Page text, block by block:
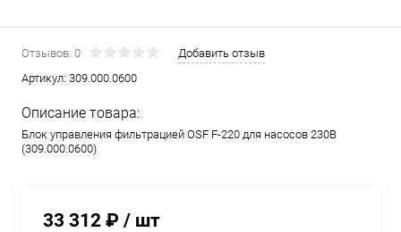
Отзывов: 0
Добавить отзыв
Артикул: 309.000.0600
Описание товара:
Блок управления фильтрацией OSF F-220 для насосов 230В
(309.000.0600)
33 312 ₽ / шт